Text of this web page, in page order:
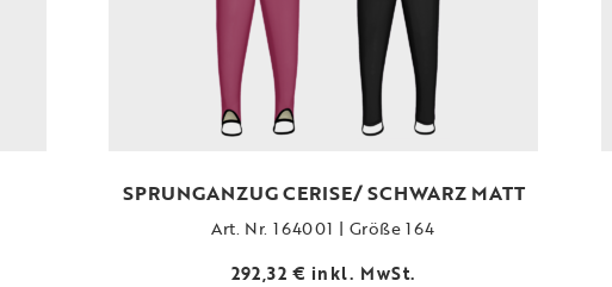
SPRUNGANZUG CERISE/ SCHWARZ MATT
Art. Nr. 164001 | Größe 164
292,32 € inkl. MwSt.